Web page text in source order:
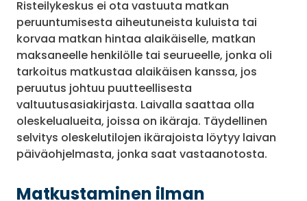
Risteilykeskus ei ota vastuuta matkan
peruuntumisesta aiheutuneista kuluista tai
korvaa matkan hintaa alaikäiselle, matkan
maksaneelle henkilölle tai seurueelle, jonka oli
tarkoitus matkustaa alaikäisen kanssa, jos
peruutus johtuu puutteellisesta
valtuutusasiakirjasta. Laivalla saattaa olla
oleskelualueita, joissa on ikäraja. Täydellinen
selvitys oleskelutilojen ikärajoista löytyy laivan
päiväohjelmasta, jonka saat vastaanotosta.
Matkustaminen ilman